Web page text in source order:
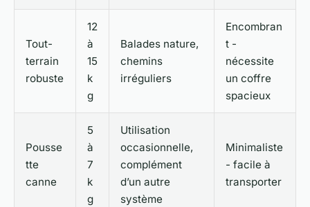
Tout-
terrain
robuste
12
à
15
k
g
Balades nature,
chemins
irréguliers
Encombran
t -
nécessite
un coffre
spacieux
Pousse
tte
canne
5
à
7
k
g
Utilisation
occasionnelle,
complément
d’un autre
système
Minimaliste
- facile à
transporter